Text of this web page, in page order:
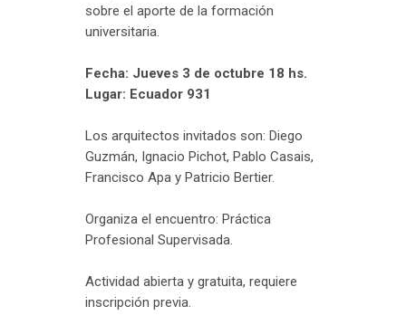
sobre el aporte de la formación
universitaria.
Fecha: Jueves 3 de octubre 18 hs.
Lugar: Ecuador 931
Los arquitectos invitados son: Diego
Guzmán, Ignacio Pichot, Pablo Casais,
Francisco Apa y Patricio Bertier.
Organiza el encuentro: Práctica
Profesional Supervisada.
Actividad abierta y gratuita, requiere
inscripción previa.